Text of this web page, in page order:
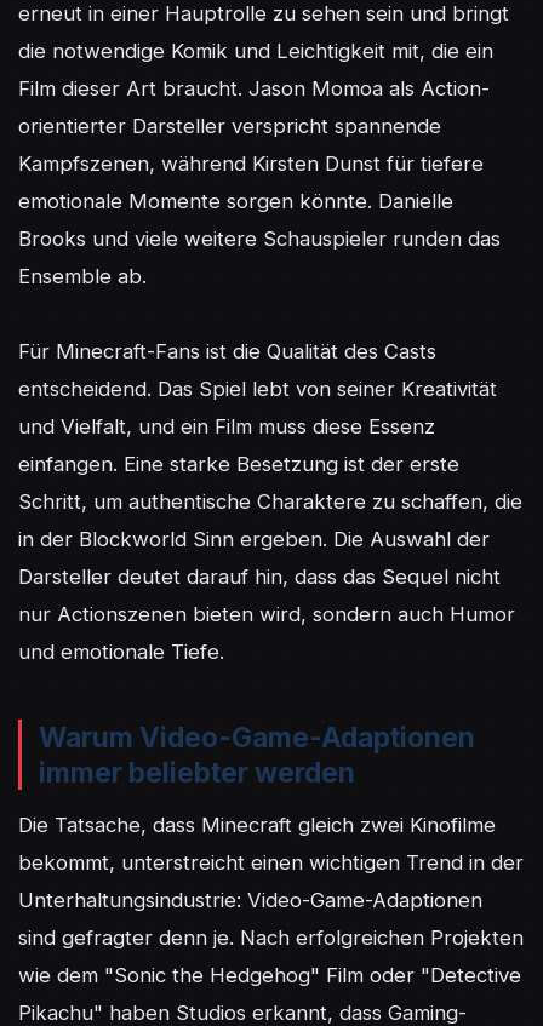
erneut in einer Hauptrolle zu sehen sein und bringt
die notwendige Komik und Leichtigkeit mit, die ein
Film dieser Art braucht. Jason Momoa als Action-
orientierter Darsteller verspricht spannende
Kampfszenen, während Kirsten Dunst für tiefere
emotionale Momente sorgen könnte. Danielle
Brooks und viele weitere Schauspieler runden das
Ensemble ab.
Für Minecraft-Fans ist die Qualität des Casts
entscheidend. Das Spiel lebt von seiner Kreativität
und Vielfalt, und ein Film muss diese Essenz
einfangen. Eine starke Besetzung ist der erste
Schritt, um authentische Charaktere zu schaffen, die
in der Blockworld Sinn ergeben. Die Auswahl der
Darsteller deutet darauf hin, dass das Sequel nicht
nur Actionszenen bieten wird, sondern auch Humor
und emotionale Tiefe.
Warum Video-Game-Adaptionen
immer beliebter werden
Die Tatsache, dass Minecraft gleich zwei Kinofilme
bekommt, unterstreicht einen wichtigen Trend in der
Unterhaltungsindustrie: Video-Game-Adaptionen
sind gefragter denn je. Nach erfolgreichen Projekten
wie dem "Sonic the Hedgehog" Film oder "Detective
Pikachu" haben Studios erkannt, dass Gaming-